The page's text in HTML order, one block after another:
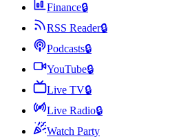
Finance🔒
RSS Reader🔒
Podcasts🔒
YouTube🔒
Live TV🔒
Live Radio🔒
Watch Party